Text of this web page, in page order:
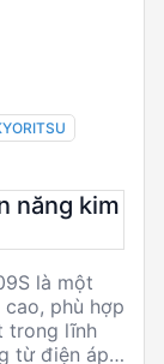
năng kim
là một
phù hợp
trong lĩnh
từ điện áp